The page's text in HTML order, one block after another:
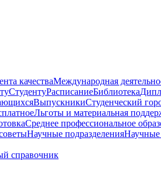
качестваМеждународная
СтудентуРасписаниеБиблиотека
ВыпускникиСтуденческий
Льготы и материальная
Среднее профессиональное
Научные подразделения
справочник